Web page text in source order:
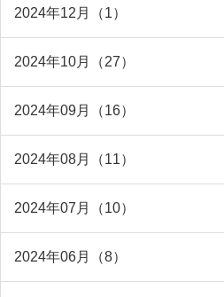
2024年12月（1）
2024年10月（27）
2024年09月（16）
2024年08月（11）
2024年07月（10）
2024年06月（8）